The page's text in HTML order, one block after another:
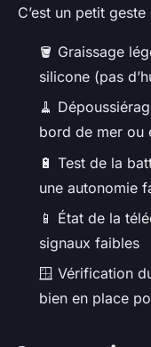
C’est un petit
🪣 Graissage
silicone (pas
🧹
bord de mer ou
🔋 Test de la
une autonomie
📱 État de la
signaux faibles
🪟 Vérification
bien en place